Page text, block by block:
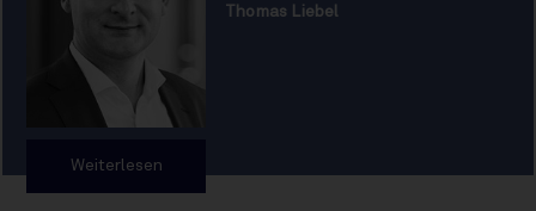
Thomas Liebel
Weiterlesen